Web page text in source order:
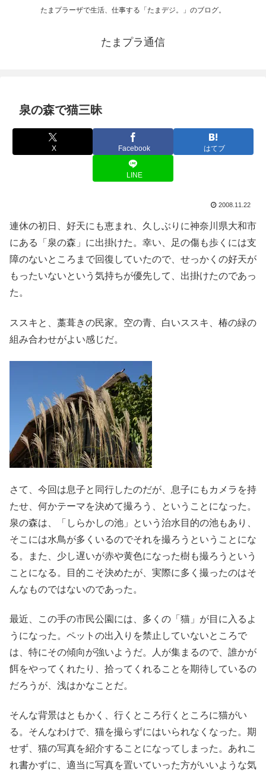
たまプラーザで生活、仕事する「たまデジ。」のブログ。
たまプラ通信
泉の森で猫三昧
X Facebook はてブ
LINE
2008.11.22
連休の初日、好天にも恵まれ、久しぶりに神奈川県大和市
にある「泉の森」に出掛けた。幸い、足の傷も歩くには支
障のないところまで回復していたので、せっかくの好天が
もったいないという気持ちが優先して、出掛けたのであっ
た。
ススキと、藁葺きの民家。空の青、白いススキ、椿の緑の
組み合わせがよい感じだ。
さて、今回は息子と同行したのだが、息子にもカメラを持
たせ、何かテーマを決めて撮ろう、ということになった。
泉の森は、「しらかしの池」という治水目的の池もあり、
そこには水鳥が多くいるのでそれを撮ろうということにな
る。また、少し遅いが赤や黄色になった樹も撮ろうという
ことになる。目的こそ決めたが、実際に多く撮ったのはそ
んなものではないのであった。
最近、この手の市民公園には、多くの「猫」が目に入るよ
うになった。ペットの出入りを禁止していないところで
は、特にその傾向が強いようだ。人が集まるので、誰かが
餌をやってくれたり、拾ってくれることを期待しているの
だろうが、浅はかなことだ。
そんな背景はともかく、行くところ行くところに猫がい
る。そんなわけで、猫を撮らずにはいられなくなった。期
せず、猫の写真を紹介することになってしまった。あれこ
れ書かずに、適当に写真を置いていった方がいいような気